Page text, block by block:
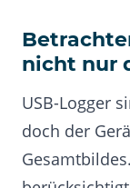
nicht nur
USB-Logger
doch der